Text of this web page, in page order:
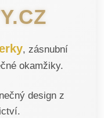
, zásnubní
okamžiky.
design z